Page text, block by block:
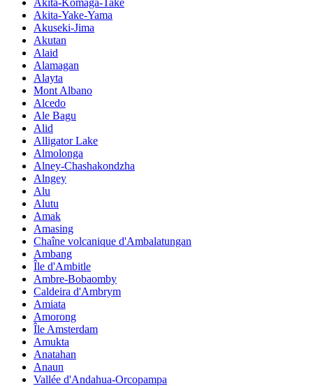
Akita-Yake-Yama
Akuseki-Jima
Akutan
Alaid
Alamagan
Alayta
Mont Albano
Alcedo
Ale Bagu
Alid
Alligator Lake
Almolonga
Alney-Chashakondzha
Alngey
Alu
Alutu
Amak
Amasing
Chaîne volcanique d'Ambalatungan
Ambang
Île d'Ambitle
Ambre-Bobaomby
Caldeira d'Ambrym
Amiata
Amorong
Île Amsterdam
Amukta
Anatahan
Anaun
Vallée d'Andahua-Orcopampa